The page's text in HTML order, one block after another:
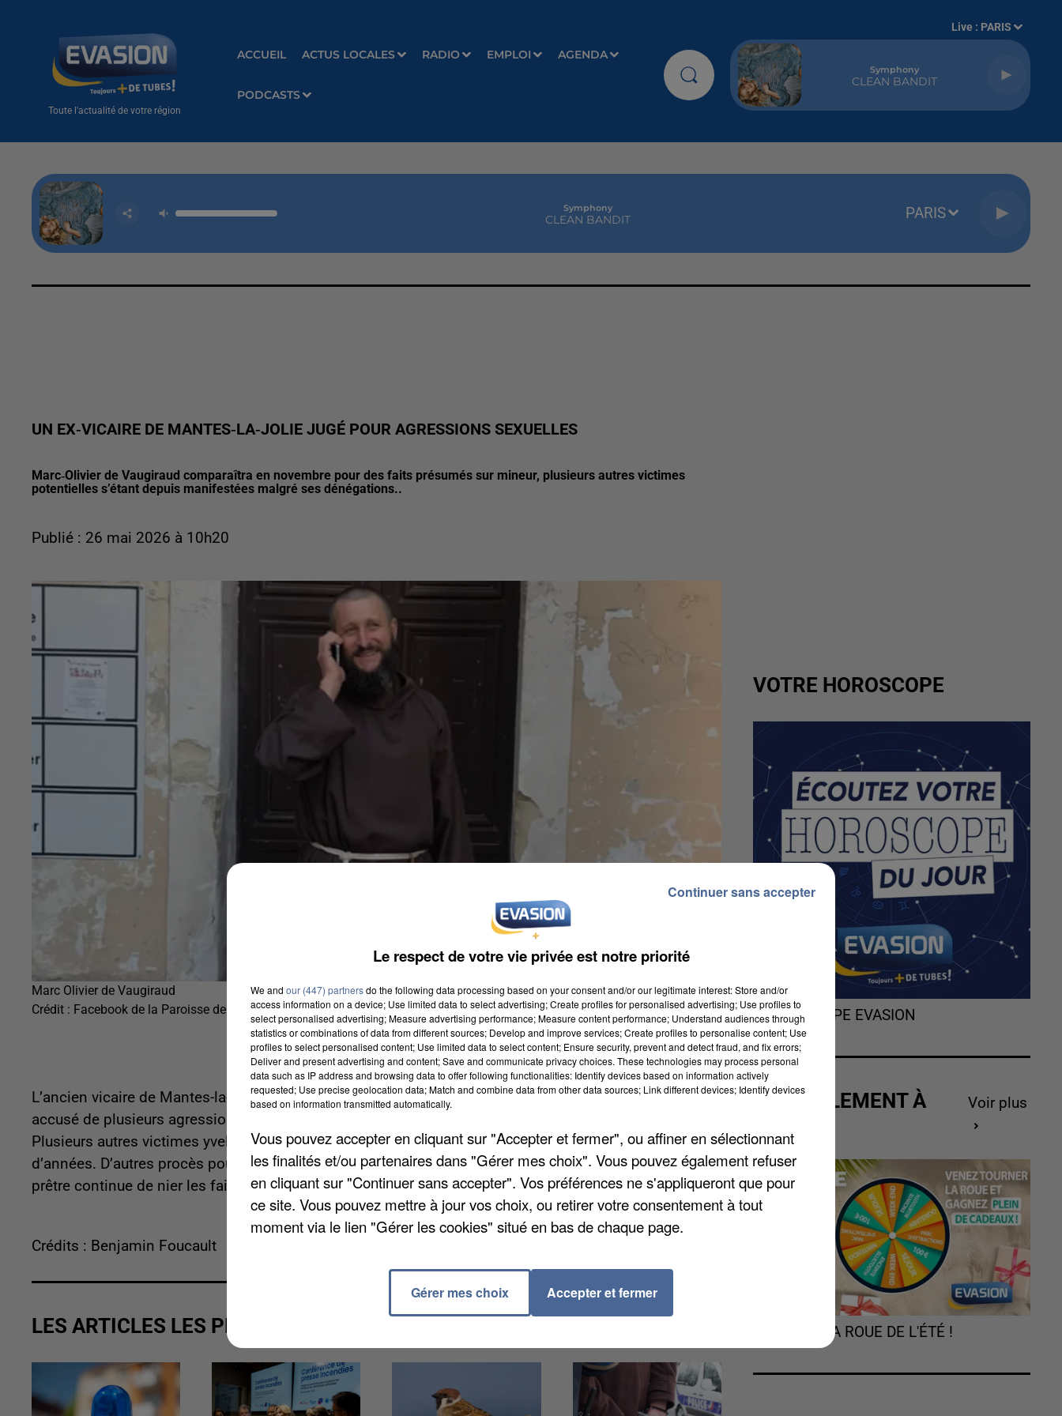
Toute l'actualité de votre région
ACCUEIL ACTUS LOCALES RADIO EMPLOI AGENDA
PODCASTS
Live : PARIS
Symphony
CLEAN BANDIT
Symphony
CLEAN BANDIT PARIS
UN EX‑VICAIRE DE MANTES‑LA‑JOLIE JUGÉ POUR AGRESSIONS SEXUELLES
Marc‑Olivier de Vaugiraud comparaîtra en novembre pour des faits présumés sur mineur, plusieurs autres victimes
potentielles s’étant depuis manifestées malgré ses dénégations..
Publié : 26 mai 2026 à 10h20
Marc Olivier de Vaugiraud
Crédit : Facebook de la Paroisse de Saint-Germain
L’ancien vicaire de Mantes-la-Jolie sera jugé en Novembre prochain. Marc Olivier de Vaugiraud est
accusé de plusieurs agressions sexuelles sur mineur. La personne avait 16 ans au moment des faits.
Plusieurs autres victimes yvelinoises se sont manifestées, aujourd’hui souvent âgées d’une trentaine
d’années. D’autres procès pourraient avoir lieu comme certaines étaient majeures. De son côté, le
prêtre continue de nier les faits.
Crédits : Benjamin Foucault
LES ARTICLES LES PLUS VUS
VOTRE HOROSCOPE
L'HOROSCOPE EVASION
ACTUELLEMENT À
Voir plus
TOURNEZ LA ROUE DE L'ÉTÉ !
Le respect de votre vie privée est notre priorité
We and our (447) partnersdo the following data processing based on your consent and/or our legitimate interest: Store and/or
access information on a device; Use limited data to select advertising; Create profiles for personalised advertising; Use profiles to
select personalised advertising; Measure advertising performance; Measure content performance; Understand audiences through
statistics or combinations of data from different sources; Develop and improve services; Create profiles to personalise content; Use
profiles to select personalised content; Use limited data to select content; Ensure security, prevent and detect fraud, and fix errors;
Deliver and present advertising and content; Save and communicate privacy choices. These technologies may process personal
data such as IP address and browsing data to offer following functionalities: Identify devices based on information actively
requested; Use precise geolocation data; Match and combine data from other data sources; Link different devices; Identify devices
based on information transmitted automatically.
Vous pouvez accepter en cliquant sur "Accepter et fermer", ou affiner en sélectionnant
les finalités et/ou partenaires dans "Gérer mes choix". Vous pouvez également refuser
en cliquant sur "Continuer sans accepter". Vos préférences ne s'appliqueront que pour
ce site. Vous pouvez mettre à jour vos choix, ou retirer votre consentement à tout
moment via le lien "Gérer les cookies" situé en bas de chaque page.
Gérer mes choix Accepter et fermer
Continuer sans accepter